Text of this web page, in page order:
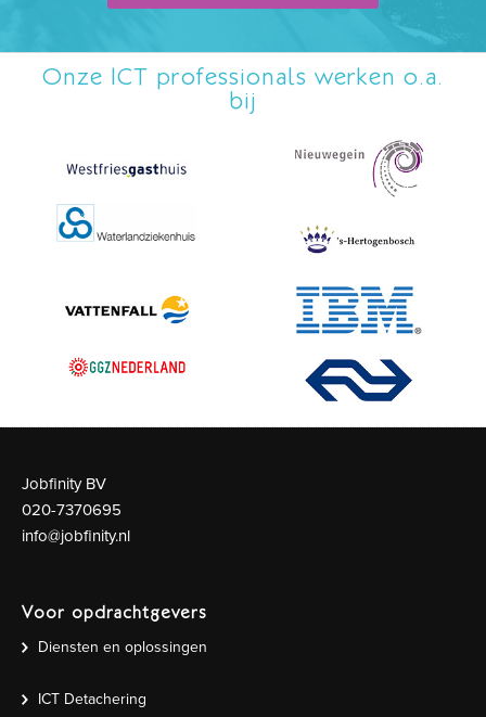
Onze ICT professionals werken o.a.
bij
Jobfinity BV
020-7370695
info@jobfinity.nl
Voor opdrachtgevers
Diensten en oplossingen
ICT Detachering